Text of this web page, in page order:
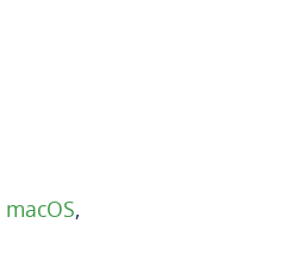
macOS,